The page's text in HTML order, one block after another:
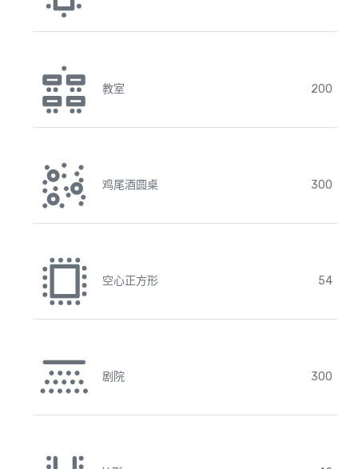
教室 200
鸡尾酒圆桌 300
空心正方形 54
剧院 300